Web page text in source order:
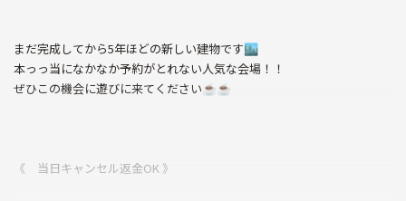
まだ完成してから5年ほどの新しい建物です🏙️
本っっ当になかなか予約がとれない人気な会場！！
ぜひこの機会に遊びに来てください☕︎☕︎
《 当日キャンセル返金OK 》